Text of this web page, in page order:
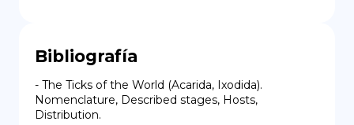
Bibliografía
- The Ticks of the World (Acarida, Ixodida).
Nomenclature, Described stages, Hosts,
Distribution.